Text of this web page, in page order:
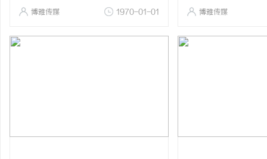
博雅传媒 1970-01-01 博雅传媒